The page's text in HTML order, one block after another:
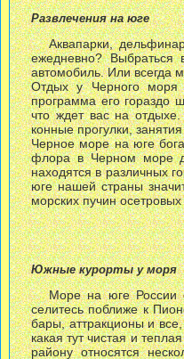
Развлечения на юге
Аквапарки,
ежедневно?
автомобиль. Или всегда
Отдых у Черного моря
программа его гораздо
что ждет вас на
конные прогулки,
Черное море на юге
флора в Черном море
находятся в различных
юге нашей страны
морских пучин
Южные курорты у моря
Море на юге России
селитесь поближе к
бары, аттракционы и
какая тут чистая и
району относятся